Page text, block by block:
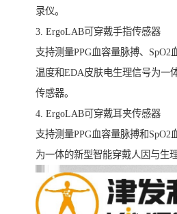
录仪。
3. ErgoLAB可穿戴手指传感器
支持测量PPG血容量脉搏、SpO2
温度和EDA皮肤电生理信号为一
传感器。
4. ErgoLAB可穿戴耳夹传感器
支持测量PPG血容量脉搏和
为一体的新型智能穿戴人因与生